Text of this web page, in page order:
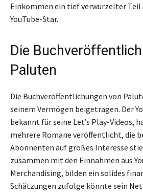
Einkommen ein tief verwurzelter Teil
YouTube-Star.
Die
Paluten
Die Buchveröffentlichungen von
seinem Vermögen beigetragen. Der
bekannt für seine Let’s Play-Videos,
mehrere Romane veröffentlicht, die
Abonnenten auf großes Interesse
zusammen mit den Einnahmen aus
Merchandising, bilden ein solides
Schätzungen zufolge könnte sein